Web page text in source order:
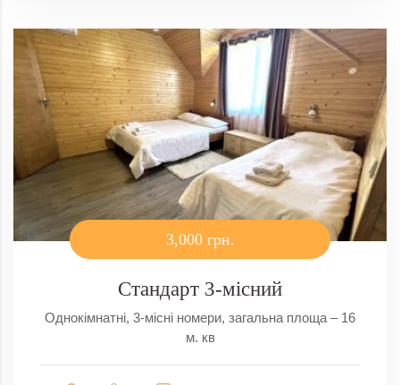
3,000 грн.
Стандарт 3-місний
Однокімнатні, 3-місні номери, загальна площа – 16
м. кв